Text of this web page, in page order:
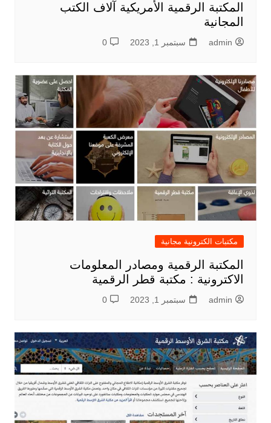
المكتبة الرقمية الأمريكية آلاف الكتب
المجانية
admin سبتمبر 1, 2023 0
مكتبات الكترونية مجانية
المكتبة الرقمية ومصادر المعلومات
الاكترونية : مكتبة قطر الرقمية
admin سبتمبر 1, 2023 0